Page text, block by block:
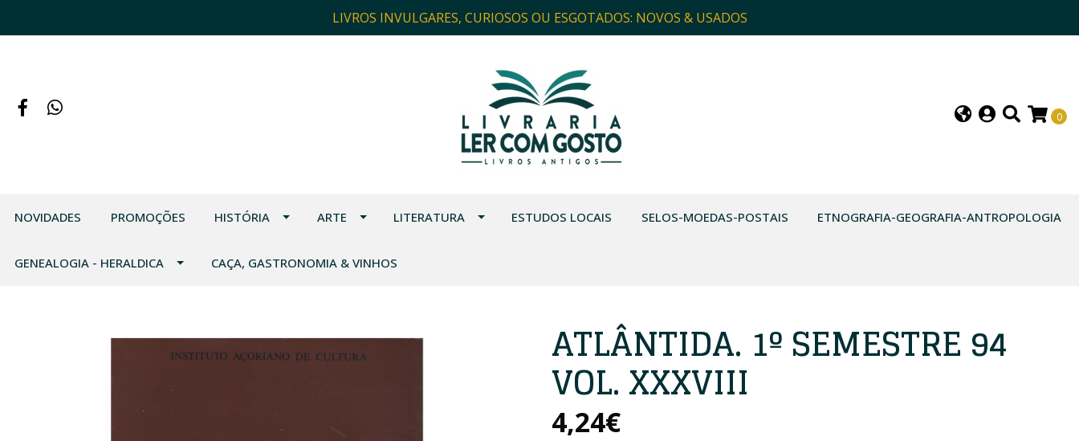
LIVROS INVULGARES, CURIOSOS OU ESGOTADOS: NOVOS & USADOS
0
NOVIDADES PROMOÇÕES HISTÓRIA ARTE LITERATURA ESTUDOS LOCAIS SELOS-MOEDAS-POSTAIS ETNOGRAFIA-GEOGRAFIA-ANTROPOLOGIA
GENEALOGIA - HERALDICA CAÇA, GASTRONOMIA & VINHOS
ATLÂNTIDA. 1º SEMESTRE 94
VOL. XXXVIII
4,24€